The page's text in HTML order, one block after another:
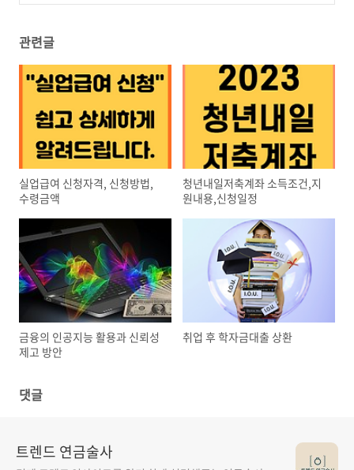
관련글
실업급여 신청자격, 신청방법,
수령금액
청년내일저축계좌 소득조건,지
원내용,신청일정
금융의 인공지능 활용과 신뢰성
제고 방안
취업 후 학자금대출 상환
댓글
트렌드 연금술사